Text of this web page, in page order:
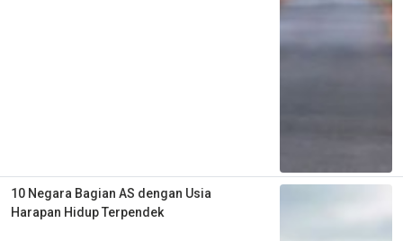
10 Negara Bagian AS dengan Usia
Harapan Hidup Terpendek